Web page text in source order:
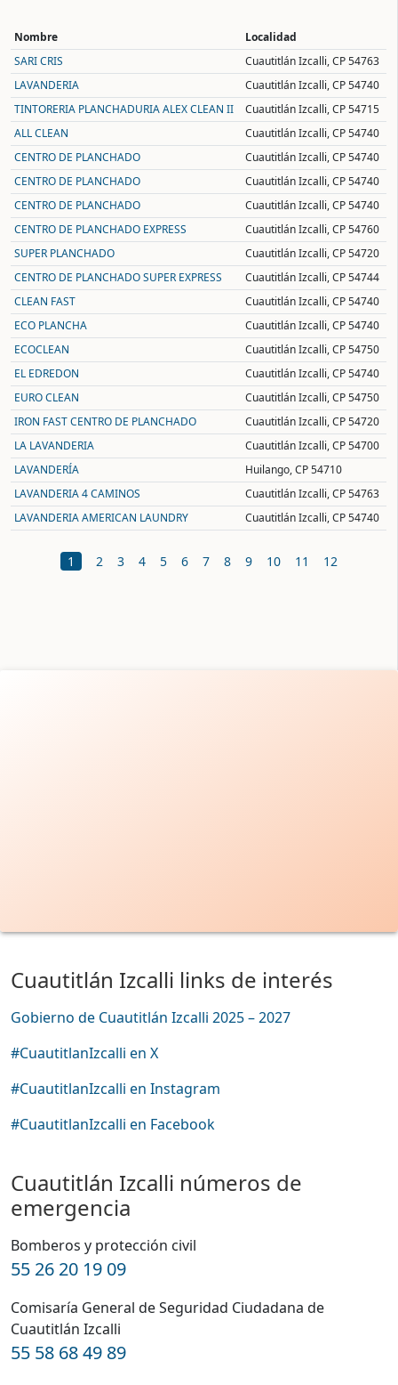
Nombre
Localidad
SARI CRIS
Cuautitlán Izcalli, CP 54763
LAVANDERIA
Cuautitlán Izcalli, CP 54740
TINTORERIA PLANCHADURIA ALEX CLEAN II
Cuautitlán Izcalli, CP 54715
ALL CLEAN
Cuautitlán Izcalli, CP 54740
CENTRO DE PLANCHADO
Cuautitlán Izcalli, CP 54740
CENTRO DE PLANCHADO
Cuautitlán Izcalli, CP 54740
CENTRO DE PLANCHADO
Cuautitlán Izcalli, CP 54740
CENTRO DE PLANCHADO EXPRESS
Cuautitlán Izcalli, CP 54760
SUPER PLANCHADO
Cuautitlán Izcalli, CP 54720
CENTRO DE PLANCHADO SUPER EXPRESS
Cuautitlán Izcalli, CP 54744
CLEAN FAST
Cuautitlán Izcalli, CP 54740
ECO PLANCHA
Cuautitlán Izcalli, CP 54740
ECOCLEAN
Cuautitlán Izcalli, CP 54750
EL EDREDON
Cuautitlán Izcalli, CP 54740
EURO CLEAN
Cuautitlán Izcalli, CP 54750
IRON FAST CENTRO DE PLANCHADO
Cuautitlán Izcalli, CP 54720
LA LAVANDERIA
Cuautitlán Izcalli, CP 54700
LAVANDERÍA
Huilango, CP 54710
LAVANDERIA 4 CAMINOS
Cuautitlán Izcalli, CP 54763
LAVANDERIA AMERICAN LAUNDRY
Cuautitlán Izcalli, CP 54740
1 (current)
2 3 4 5 6 7 8 9 10 11 12
Cuautitlán Izcalli links de interés
Gobierno de Cuautitlán Izcalli 2025 – 2027
#CuautitlanIzcalli en X
#CuautitlanIzcalli en Instagram
#CuautitlanIzcalli en Facebook
Cuautitlán Izcalli números de
emergencia
Bomberos y protección civil
55 26 20 19 09
Comisaría General de Seguridad Ciudadana de
Cuautitlán Izcalli
55 58 68 49 89